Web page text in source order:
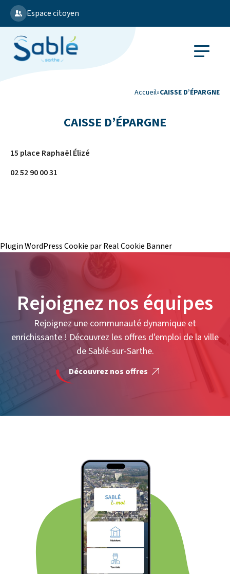
Espace citoyen
Accueil»CAISSE D’ÉPARGNE
CAISSE D’ÉPARGNE
15 place Raphaël Élizé
02 52 90 00 31
Plugin WordPress Cookie par Real Cookie Banner
Rejoignez nos équipes
Rejoignez une communauté dynamique et
enrichissante ! Découvrez les offres d'emploi de la ville
de Sablé-sur-Sarthe.
Découvrez nos offres